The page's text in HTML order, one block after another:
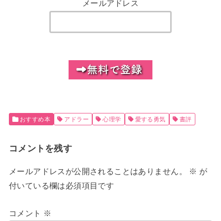
メールアドレス
おすすめ本 アドラー 心理学 愛する勇気 書評
コメントを残す
メールアドレスが公開されることはありません。 ※ が
付いている欄は必須項目です
コメント ※